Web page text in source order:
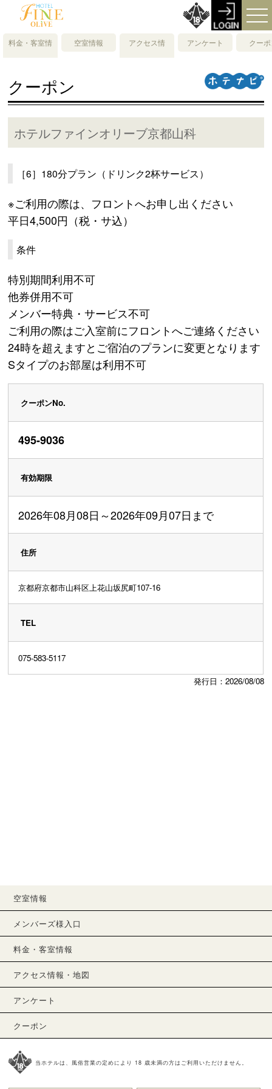
料金・客室情
空室情報
アクセス情
アンケート クー
クーポン
ホテルファインオリーブ京都山科
［6］180分プラン（ドリンク2杯サービス）
※ご利用の際は、フロントへお申し出ください
平日4,500円（税・サ込）
条件
特別期間利用不可
他券併用不可
メンバー特典・サービス不可
ご利用の際はご入室前にフロントへご連絡ください
24時を超えますとご宿泊のプランに変更となります
Sタイプのお部屋は利用不可
クーポンNo.
495-9036
有効期限
2026年08月08日～2026年09月07日まで
住所
京都府京都市山科区上花山坂尻町107-16
TEL
075-583-5117
発行日：2026/08/08
空室情報
メンバーズ様入口
料金・客室情報
アクセス情報・地図
アンケート
クーポン
当ホテルは、風俗営業の定めにより 18 歳未満の方はご利用いただけません。